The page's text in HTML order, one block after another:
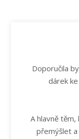
Doporučila
dárek
A hlavně
přemýšlet